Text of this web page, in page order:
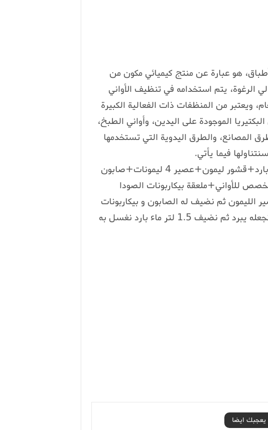
هو عبارة عن منتج كيميائي مكون من
الرغوة، يتم استخدامه في تنظيف الأواني
ويعتبر من المنظفات ذات الفعالية الكبيرة
الموجودة على اليدين، وأواني الطبخ،
المصانع، والطرق اليدوية التي تستخدمها
فيما يأتي.
المكونات: 2 لتر ماء مغلي + 1.5 لتر ماء بارد+قشور ليمون+عصير 4 ليمونات+صابون
الليمون ثم نضيف له الصابون و بيكاربونات
الصودا ثم الصابون السائل مع التحريك نجعله يبرد ثم نضيف 1.5 لتر ماء بارد نغسل به
يعجبك ايضا